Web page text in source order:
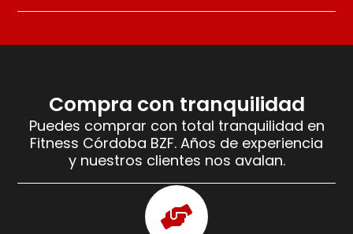
Compra con tranquilidad
Puedes comprar con total tranquilidad en
Fitness Córdoba BZF. Años de experiencia
y nuestros clientes nos avalan.